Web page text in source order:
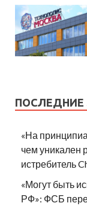
ПОСЛЕДНИЕ
«На
чем уникален
истребитель
«Могут быть
РФ»: ФСБ